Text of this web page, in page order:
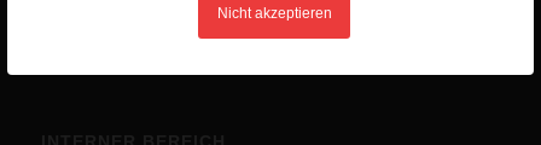
Nicht akzeptieren